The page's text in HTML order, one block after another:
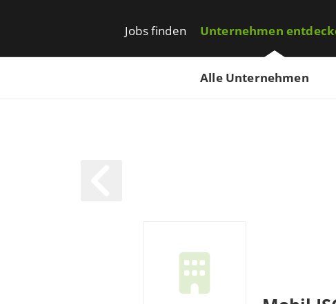
Jobs finden Unternehmen
Alle Unternehmen